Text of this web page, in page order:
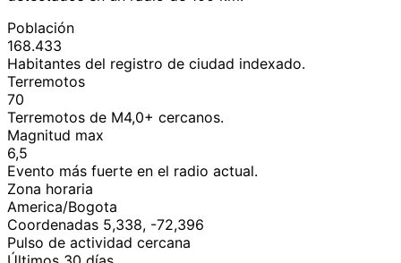
Población
168.433
Habitantes del registro de ciudad indexado.
Terremotos
70
Terremotos de M4,0+ cercanos.
Magnitud max
6,5
Evento más fuerte en el radio actual.
Zona horaria
America/Bogota
Coordenadas 5,338, -72,396
Pulso de actividad cercana